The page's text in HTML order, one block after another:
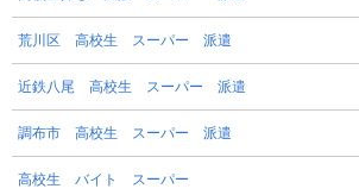
荒川区 高校生 スーパー 派遣
近鉄八尾 高校生 スーパー 派遣
調布市 高校生 スーパー 派遣
高校生 バイト スーパー